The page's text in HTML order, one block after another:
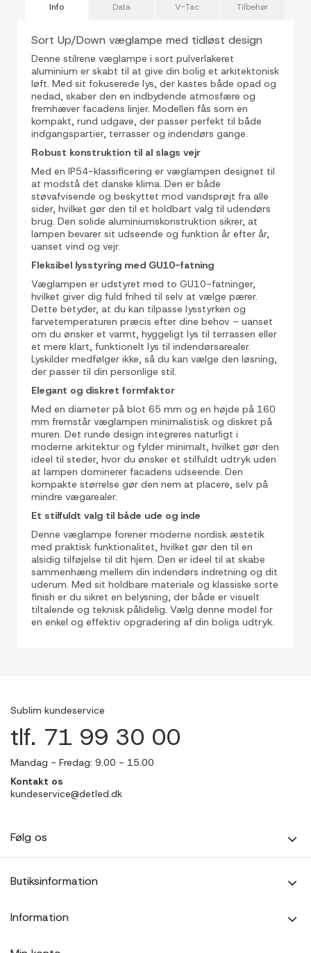
Info Data V-Tac Tilbehør
Sort Up/Down væglampe med tidløst design
Denne stilrene væglampe i sort pulverlakeret
aluminium er skabt til at give din bolig et arkitektonisk
løft. Med sit fokuserede lys, der kastes både opad og
nedad, skaber den en indbydende atmosfære og
fremhæver facadens linjer. Modellen fås som en
kompakt, rund udgave, der passer perfekt til både
indgangspartier, terrasser og indendørs gange.
Robust konstruktion til al slags vejr
Med en IP54-klassificering er væglampen designet til
at modstå det danske klima. Den er både
støvafvisende og beskyttet mod vandsprøjt fra alle
sider, hvilket gør den til et holdbart valg til udendørs
brug. Den solide aluminiumskonstruktion sikrer, at
lampen bevarer sit udseende og funktion år efter år,
uanset vind og vejr.
Fleksibel lysstyring med GU10-fatning
Væglampen er udstyret med to GU10-fatninger,
hvilket giver dig fuld frihed til selv at vælge pærer.
Dette betyder, at du kan tilpasse lysstyrken og
farvetemperaturen præcis efter dine behov – uanset
om du ønsker et varmt, hyggeligt lys til terrassen eller
et mere klart, funktionelt lys til indendørsarealer.
Lyskilder medfølger ikke, så du kan vælge den løsning,
der passer til din personlige stil.
Elegant og diskret formfaktor
Med en diameter på blot 65 mm og en højde på 160
mm fremstår væglampen minimalistisk og diskret på
muren. Det runde design integreres naturligt i
moderne arkitektur og fylder minimalt, hvilket gør den
ideel til steder, hvor du ønsker et stilfuldt udtryk uden
at lampen dominerer facadens udseende. Den
kompakte størrelse gør den nem at placere, selv på
mindre vægarealer.
Et stilfuldt valg til både ude og inde
Denne væglampe forener moderne nordisk æstetik
med praktisk funktionalitet, hvilket gør den til en
alsidig tilføjelse til dit hjem. Den er ideel til at skabe
sammenhæng mellem din indendørs indretning og dit
uderum. Med sit holdbare materiale og klassiske sorte
finish er du sikret en belysning, der både er visuelt
tiltalende og teknisk pålidelig. Vælg denne model for
en enkel og effektiv opgradering af din boligs udtryk.
Sublim kundeservice
tlf. 71 99 30 00
Mandag - Fredag: 9.00 - 15.00
Kontakt os
kundeservice@detled.dk
Følg os
Butiksinformation
Information